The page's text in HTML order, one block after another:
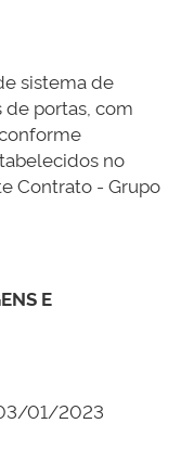
sistema de
portas, com
no
Contrato - Grupo
E
01/2023